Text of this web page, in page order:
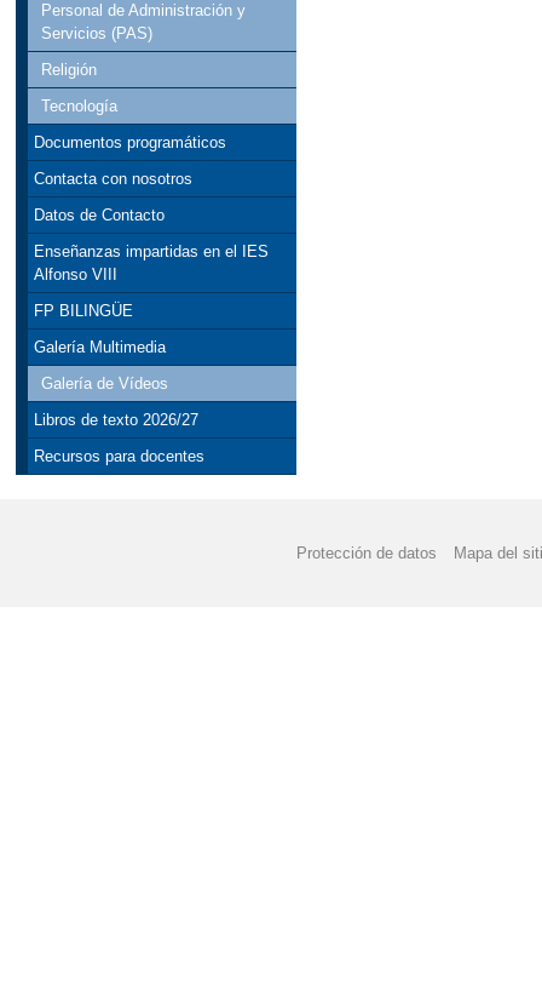
Personal de Administración y
Servicios (PAS)
Religión
Tecnología
Documentos programáticos
Contacta con nosotros
Datos de Contacto
Enseñanzas impartidas en el IES
Alfonso VIII
FP BILINGÜE
Galería Multimedia
Galería de Vídeos
Libros de texto 2026/27
Recursos para docentes
Protección de datos Mapa del